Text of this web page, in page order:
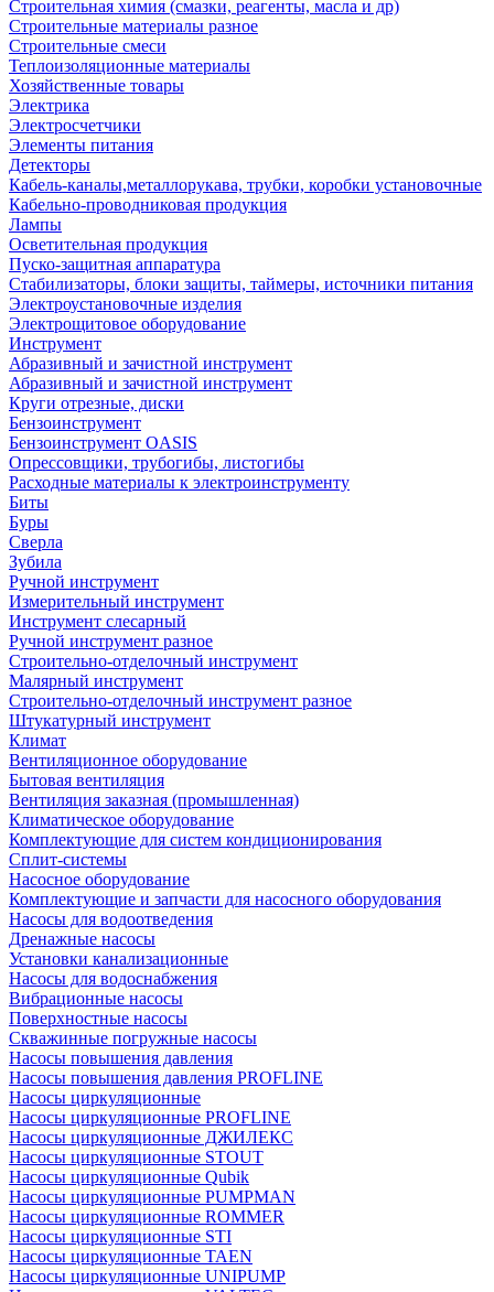
Строительная химия (смазки, реагенты, масла и др)
Строительные материалы разное
Строительные смеси
Теплоизоляционные материалы
Хозяйственные товары
Электрика
Электросчетчики
Элементы питания
Детекторы
Кабель-каналы,металлорукава, трубки, коробки установочные
Кабельно-проводниковая продукция
Лампы
Осветительная продукция
Пуско-защитная аппаратура
Стабилизаторы, блоки защиты, таймеры, источники питания
Электроустановочные изделия
Электрощитовое оборудование
Инструмент
Абразивный и зачистной инструмент
Абразивный и зачистной инструмент
Круги отрезные, диски
Бензоинструмент
Бензоинструмент OASIS
Опрессовщики, трубогибы, листогибы
Расходные материалы к электроинструменту
Биты
Буры
Сверла
Зубила
Ручной инструмент
Измерительный инструмент
Инструмент слесарный
Ручной инструмент разное
Строительно-отделочный инструмент
Малярный инструмент
Строительно-отделочный инструмент разное
Штукатурный инструмент
Климат
Вентиляционное оборудование
Бытовая вентиляция
Вентиляция заказная (промышленная)
Климатическое оборудование
Комплектующие для систем кондиционирования
Сплит-системы
Насосное оборудование
Комплектующие и запчасти для насосного оборудования
Насосы для водоотведения
Дренажные насосы
Установки канализационные
Насосы для водоснабжения
Вибрационные насосы
Поверхностные насосы
Скважинные погружные насосы
Насосы повышения давления
Насосы повышения давления PROFLINE
Насосы циркуляционные
Насосы циркуляционные PROFLINE
Насосы циркуляционные ДЖИЛЕКС
Насосы циркуляционные STOUT
Насосы циркуляционные Qubik
Насосы циркуляционные PUMPMAN
Насосы циркуляционные ROMMER
Насосы циркуляционные STI
Насосы циркуляционные TAEN
Насосы циркуляционные UNIPUMP